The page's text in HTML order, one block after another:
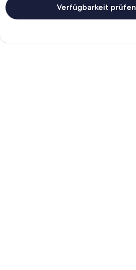
Verfügbarkeit prüfen